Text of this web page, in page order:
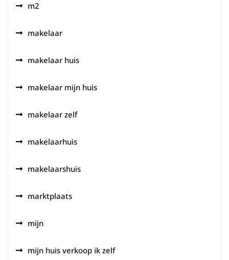
m2
makelaar
makelaar huis
makelaar mijn huis
makelaar zelf
makelaarhuis
makelaarshuis
marktplaats
mijn
mijn huis verkoop ik zelf